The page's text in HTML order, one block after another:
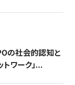
の社会的認知と
ワーク」...